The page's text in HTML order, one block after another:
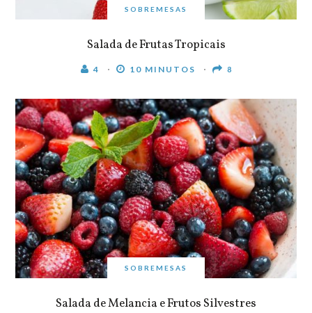
SOBREMESAS
Salada de Frutas Tropicais
4 10 MINUTOS 8
SOBREMESAS
Salada de Melancia e Frutos Silvestres